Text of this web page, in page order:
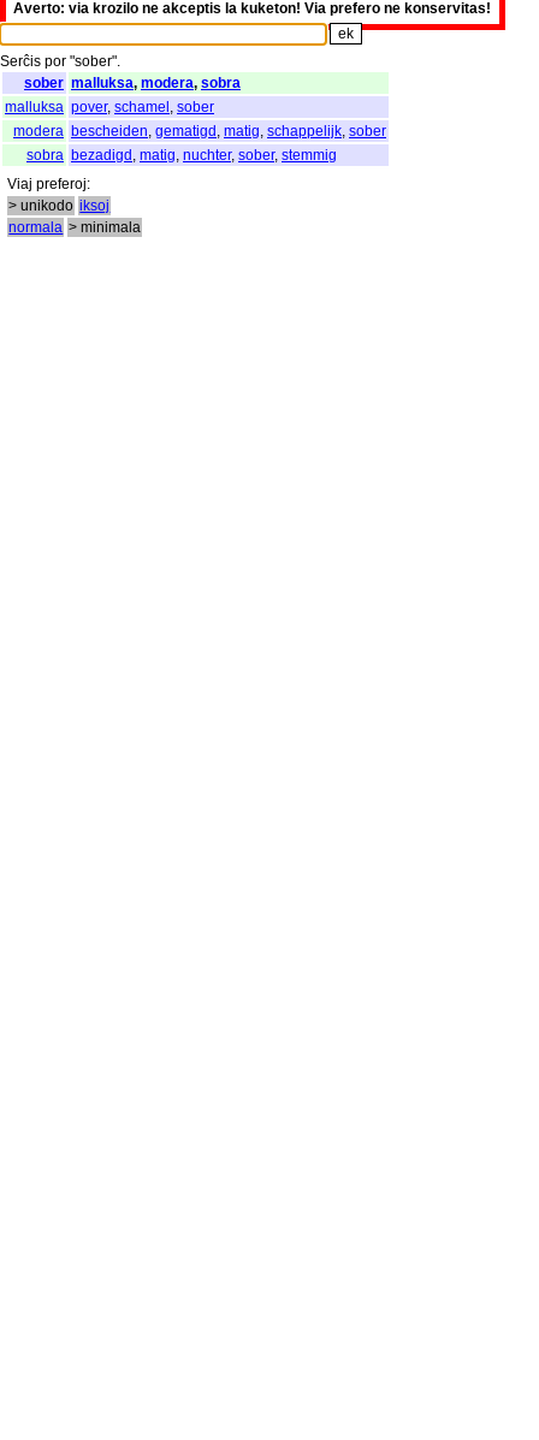
Averto: via krozilo ne akceptis la kuketon! Via prefero ne konservitas!
Serĉis por "sober".
sober malluksa, modera, sobra
malluksa pover, schamel sober
modera bescheiden gematigd matig schappelijk sober
sobra bezadigd matig nuchter, sober, stemmig
Viaj preferoj:
> unikodo iksoj
normala > minimala